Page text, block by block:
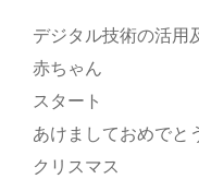
デジタル技術の活用
赤ちゃん
スタート
あけましておめでと
クリスマス